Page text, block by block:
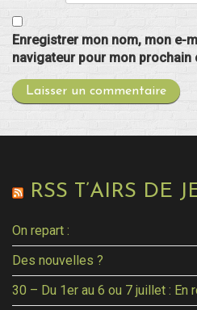
Enregistrer mon nom, mon e-
navigateur pour mon prochain
RSS T’AIRS DE
On repart :
Des nouvelles ?
30 – Du 1er au 6 ou 7 juillet : En